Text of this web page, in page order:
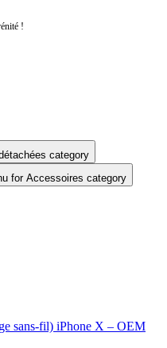
!
category
for Accessoires category
sans-fil) iPhone X – OEM